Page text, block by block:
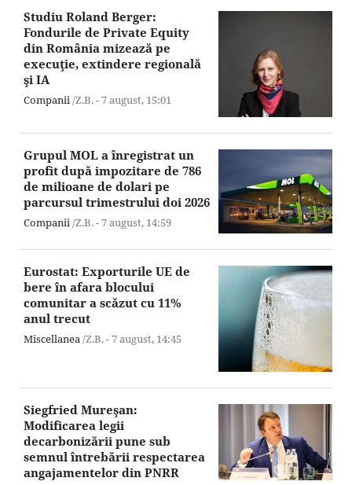
Studiu Roland Berger:
Fondurile de Private Equity
din România mizează pe
execuţie, extindere regională
şi IA
Companii/Z.B. -7 august, 15:01
Grupul MOL a înregistrat un
profit după impozitare de 786
de milioane de dolari pe
parcursul trimestrului doi 2026
Companii/Z.B. -7 august, 14:59
Eurostat: Exporturile UE de
bere în afara blocului
comunitar a scăzut cu 11%
anul trecut
Miscellanea/Z.B. -7 august, 14:45
Siegfried Mureşan:
Modificarea legii
decarbonizării pune sub
semnul întrebării respectarea
angajamentelor din PNRR